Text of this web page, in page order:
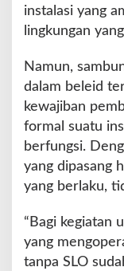
instalasi yang
lingkungan
Namun,
dalam beleid
kewajiban
formal suatu
berfungsi.
yang dipasang
yang berlaku,
“Bagi kegiatan
yang
tanpa SLO